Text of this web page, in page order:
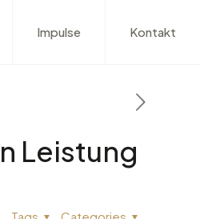
Impulse Kontakt
Leistung